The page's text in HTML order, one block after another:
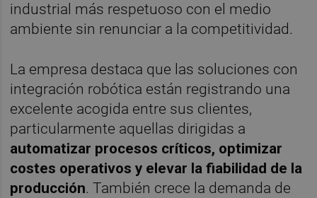
industrial más respetuoso con el medio
ambiente sin renunciar a la competitividad.
La empresa destaca que las soluciones con
integración robótica están registrando una
excelente acogida entre sus clientes,
particularmente aquellas dirigidas a
automatizar procesos críticos, optimizar
costes operativos y elevar la fiabilidad de la
producción. También crece la demanda de